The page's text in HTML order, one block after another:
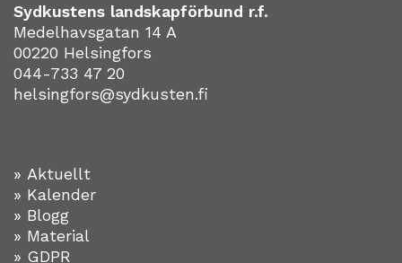
Sydkustens landskapförbund r.f.
Medelhavsgatan 14 A
00220 Helsingfors
044-733 47 20
helsingfors@sydkusten.fi
» Aktuellt
» Kalender
» Blogg
» Material
» GDPR